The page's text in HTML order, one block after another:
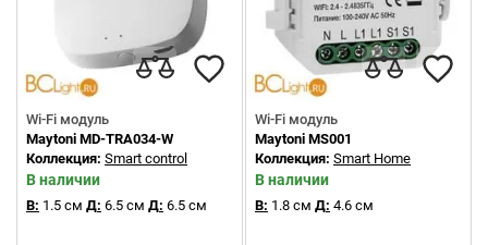
Wi-Fi модуль
Maytoni MD-TRA034-W
Коллекция: Smart control
В наличии
В: 1.5 см Д: 6.5 см Д: 6.5 см
Wi-Fi модуль
Maytoni MS001
Коллекция: Smart Home
В наличии
В: 1.8 см Д: 4.6 см